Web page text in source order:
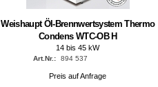
Weishaupt Öl-Brennwertsystem Thermo
Condens WTC-OB H
14 bis 45 kW
Art.Nr.: 894 537
Preis auf Anfrage